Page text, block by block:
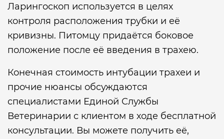
Ларингоскоп используется в целях
контроля расположения трубки и её
кривизны. Питомцу придаётся боковое
положение после её введения в трахею.
Конечная стоимость интубации трахеи и
прочие нюансы обсуждаются
специалистами Единой Службы
Ветеринарии с клиентом в ходе бесплатной
консультации. Вы можете получить её,